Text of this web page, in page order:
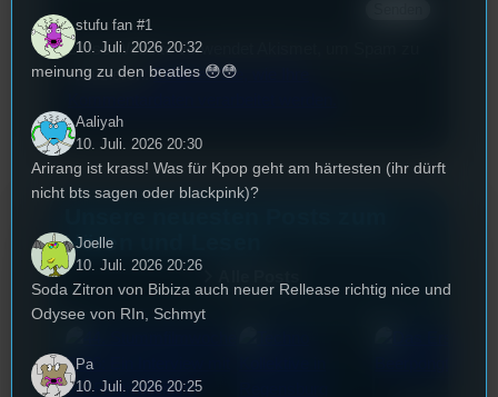
Diese Website verwendet Akismet, um Spam zu
reduzieren.Erfahren Sie, wie Ihre
Hören und Lesen
stufu fan #1
10. Juli. 2026 20:32
meinung zu den beatles 😳😳
Aaliyah
10. Juli. 2026 20:30
Arirang ist krass! Was für Kpop geht am härtesten (ihr dürft
nicht bts sagen oder blackpink)?
Joelle
10. Juli. 2026 20:26
Soda Zitron von Bibiza auch neuer Rellease richtig nice und
Odysee von RIn, Schmyt
Pa
10. Juli. 2026 20:25